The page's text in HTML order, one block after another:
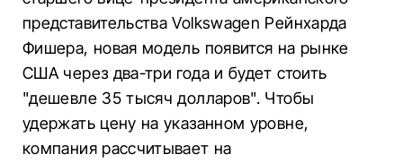
представительства Volkswagen Рейнхарда
Фишера, новая модель появится на рынке
США через два-три года и будет стоить
"дешевле 35 тысяч долларов". Чтобы
удержать цену на указанном уровне,
компания рассчитывает на